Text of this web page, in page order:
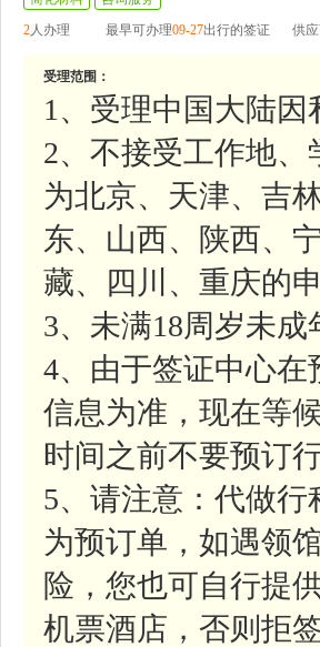
2人办理 最早可办理09-27出行的签证 供
受理范围：
1、受理中国大陆因
2、不接受工作地
为北京、天津、吉
东、山西、陕西、
藏、四川、重庆的
3、未满18周岁未
4、由于签证中心
信息为准，现在等
时间之前不要预订
5、请注意：代做
为预订单，如遇领
险，您也可自行提
机票酒店，否则拒